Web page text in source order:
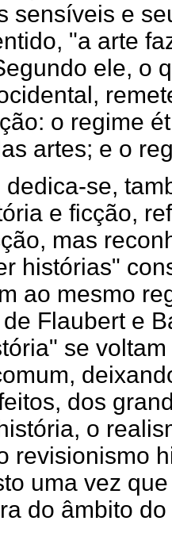
sensíveis e
"a arte
ele, o
o regime
artes; e o
dedica-se,
e ficção,
mas
histórias"
ao mesmo
de Flaubert e
se
dos
o
revisionismo
uma vez
do âmbito